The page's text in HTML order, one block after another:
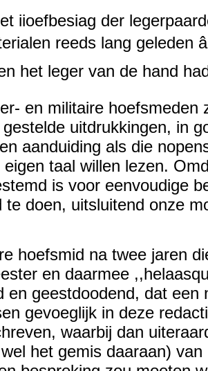
iioefbesiag der
reeds lang geleden
het leger van de hand
en militaire
uitdrukkingen, in
aanduiding als die
eigen taal willen lezen.
is voor eenvoudige
te doen, uitsluitend onze
hoefsmid na twee jaren
en daarmee
en geestdoodend, dat
gevoeglijk in deze
waarbij dan
het gemis daaraan)